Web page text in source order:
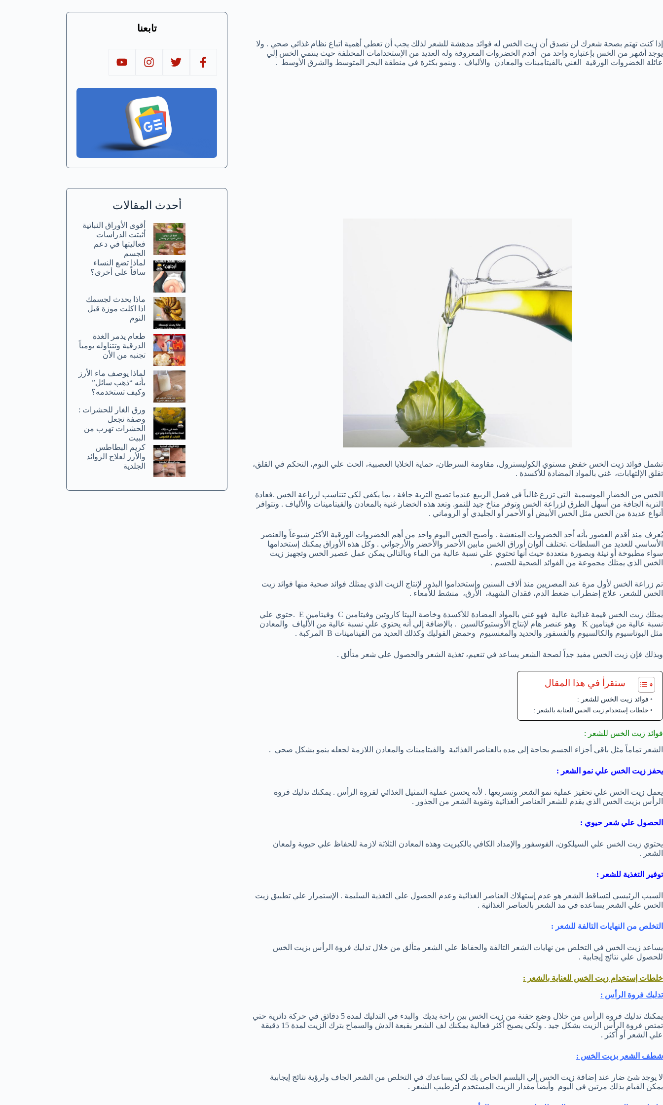
إذا كنت تهتم بصحة شعرك لن تصدق أن زيت الخس له فوائد مدهشة للشعر لذلك يجب أن تعطي أهمية اتباع نظام غذائي صحي . ولا
يوجد أشهر من الخس بإعتباره واحد من أقدم الخضروات المعروفة وله العديد من الإستخدامات المختلفة حيث ينتمي الخس إلي
عائلة الخضروات الورقية الغني بالفيتامينات والمعادن والألياف . وينمو بكثرة في منطقة البحر المتوسط والشرق الأوسط .
تشمل فوائد زيت الخس خفض مستوي الكوليسترول، مقاومة السرطان، حماية الخلايا العصبية، الحث علي النوم، التحكم في القلق،
تقلق الإلتهابات، غني بالمواد المضادة للأكسدة .
الخس من الخضار الموسمية التي تزرع غالباً في فصل الربيع عندما تصبح التربة جافة ، بما يكفي لكي تتناسب لزراعة الخس .فعادة
التربة الجافة من أسهل الطرق لزراعة الخس وتوفر مناخ جيد للنمو. وتعد هذه الخضار غنية بالمعادن والفيتامينات والألياف . وتتوافر
أنواع عديدة من الخس مثل الخس الأبيض أو الأحمر أو الجليدي أو الروماني .
يُعرف منذ أقدم العصور بأنه أحد الخضروات المنعشة . وأصبح الخس اليوم واحد من أهم الخضروات الورقية الأكثر شيوعاً والعنصر
الأساسي للعديد من السلطات .تختلف ألوان أوراق الخس مابين الأحمر والأخضر والأرجواني . وكل هذه الأوراق يمكنك إستخدامها
سواء مطبوخة أو نيئة وبصورة متعددة حيث أنها تحتوي علي نسبة عالية من الماء وبالتالي يمكن عمل عصير الخس وتجهيز زيت
الخس الذي يمتلك مجموعة من الفوائد الصحية للجسم .
تم زراعة الخس لأول مرة عند المصريين منذ ألاف السنين وإستخداموا البذور لإنتاج الزيت الذي يمتلك فوائد صحية منها فوائد زيت
الخس للشعر، علاج إضطراب ضغط الدم، فقدان الشهية، الأرق، منشط للأمعاء .
يمتلك زيت الخس قيمة غذائية عالية فهو غني بالمواد المضادة للأكسدة وخاصة البيتا كاروتين وفيتامين C وفيتامين E .حتوي علي
نسبة عالية من فيتامين K وهو عنصر هام لإنتاج الأوستيوكالسين . بالإضافة إلي أنه يحتوي علي نسبة عالية من الألياف والمعادن
مثل البوتاسيوم والكالسيوم والفسفور والحديد والمغنسيوم وحمض الفوليك وكذلك العديد من الفيتامينات B المركبة .
وبذلك فإن زيت الخس مفيد جداً لصحة الشعر يساعد في تنعيم، تغذية الشعر والحصول علي شعر متألق .
ستقرأ في هذا المقال
فوائد زيت الخس للشعر :
خلطات إستخدام زيت الخس للعناية بالشعر :
فوائد زيت الخس للشعر :
الشعر تماماً مثل باقي أجزاء الجسم بحاجة إلي مده بالعناصر الغذائية والفيتامينات والمعادن اللازمة لجعله ينمو بشكل صحي .
يحفز زيت الخس علي نمو الشعر :
يعمل زيت الخس علي تحفيز عملية نمو الشعر وتسريعها . لأنه يحسن عملية التمثيل الغذائي لفروة الرأس . يمكنك تدليك فروة
الرأس بزيت الخس الذي يقدم للشعر العناصر الغذائية وتقوية الشعر من الجذور .
الحصول علي شعر حيوي :
يحتوي زيت الخس علي السيلكون، الفوسفور والإمداد الكافي بالكبريت وهذه المعادن الثلاثة لازمة للحفاظ علي حيوية ولمعان
الشعر .
توفير التغذية للشعر :
السبب الرئيسي لتساقط الشعر هو عدم إستهلاك العناصر الغذائية وعدم الحصول علي التغذية السليمة . الإستمرار علي تطبيق زيت
الخس علي الشعر يساعده في مد الشعر بالعناصر الغذائية .
التخلص من النهايات التالفة للشعر :
يساعد زيت الخس في التخلص من نهايات الشعر التالفة والحفاظ علي الشعر متألق من خلال تدليك فروة الرأس بزيت الخس
للحصول علي نتائج إيجابية .
خلطات إستخدام زيت الخس للعناية بالشعر :
تدليك فروة الرأس :
يمكنك تدليك فروة الرأس من خلال وضع حفنة من زيت الخس بين راحة يديك والبدء في التدليك لمدة 5 دقائق في حركة دائرية حتي
تمتص فروة الرأس الزيت بشكل جيد . ولكي يصبح أكثر فعالية يمكنك لف الشعر بقبعة الدش والسماح بترك الزيت لمدة 15 دقيقة
علي الشعر أو أكثر .
شطف الشعر بزيت الخس :
لا يوجد شئ ضار عند إضافة زيت الخس إلي البلسم الخاص بك لكي يساعدك في التخلص من الشعر الجاف ولرؤية نتائج إيجابية
يمكن القيام بذلك مرتين في اليوم وأيضاً مقدار الزيت المستخدم لترطيب الشعر .
تابعنا
أحدث المقالات
أقوى الأوراق النباتية
أثبتت الدراسات
فعاليتها في دعم
الجسم
لماذا تضع النساء
ساقاً على أخرى؟
ماذا يحدث لجسمك
اذا اكلت موزة قبل
النوم
طعام يدمر الغدة
الدرقية وتتناوله يومياً
تجنبه من الأن
لماذا يوصف ماء الأرز
بأنه “ذهب سائل”
وكيف تستخدمه؟
ورق الغار للحشرات :
وصفة تجعل
الحشرات تهرب من
البيت
كريم البطاطس
والأرز لعلاج الزوائد
الجلدية